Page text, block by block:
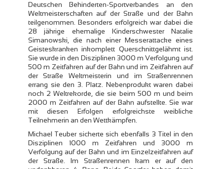
Deutschen Behinderten-Sportverbandes an den
Weltmeisterschaften auf der Straße und der Bahn
teilgenommen. Besonders erfolgreich war dabei die
28 jährige ehemalige Kinderschwester Natalie
Simanowski, die nach einer Messerattacke eines
Geisteskranken inkomplett Querschnittgelähmt ist.
Sie wurde in den Disziplinen 3000 m Verfolgung und
500 m Zeitfahren auf der Bahn und im Zeitfahren auf
der Straße Weltmeisterin und im Straßenrennen
errang sie den 3. Platz. Nebenprodukt waren dabei
noch 2 Weltrekorde, die sie beim 500 m und beim
2000 m Zeitfahren auf der Bahn aufstellte. Sie war
mit diesen Erfolgen erfolgreichste weibliche
Teilnehmerin an den Wettkämpfen.
Michael Teuber sicherte sich ebenfalls 3 Titel in den
Disziplinen 1000 m Zeitfahren und 3000 m
Verfolgung auf der Bahn und im Einzelzeitfahren auf
der Straße. Im Straßenrennen kam er auf den